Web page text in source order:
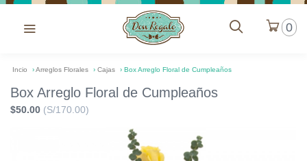
0
Incio ›Arreglos Florales › Cajas › Box Arreglo Floral de Cumpleaños
Box Arreglo Floral de Cumpleaños
$50.00 (S/170.00)